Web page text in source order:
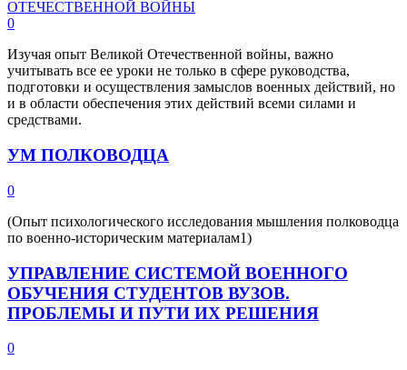
0
Изучая опыт Великой Отечественной войны, важно
учитывать все ее уроки не только в сфере руководства,
подготовки и осуществления замыслов военных действий, но
и в области обеспечения этих действий всеми силами и
средствами.
УМ ПОЛКОВОДЦА
0
(Опыт психологического исследования мышления полководца
по военно-историческим материалам1)
УПРАВЛЕНИЕ СИСТЕМОЙ ВОЕННОГО
ОБУЧЕНИЯ СТУДЕНТОВ ВУЗОВ.
ПРОБЛЕМЫ И ПУТИ ИХ РЕШЕНИЯ
0